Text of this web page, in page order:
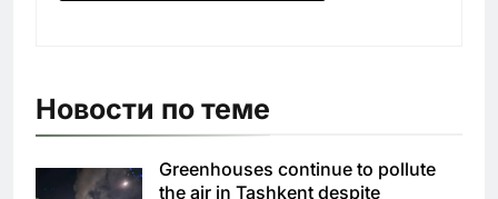
Новости по теме
Greenhouses continue to pollute
the air in Tashkent despite